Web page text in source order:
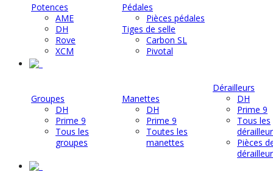
Potences
AME
DH
Rove
XCM
Pédales
Pièces pédales
Tiges de selle
Carbon SL
Pivotal
Groupes
DH
Prime 9
Tous les
groupes
Manettes
DH
Prime 9
Toutes les
manettes
Dérailleurs
DH
Prime 9
Tous les
Pièces